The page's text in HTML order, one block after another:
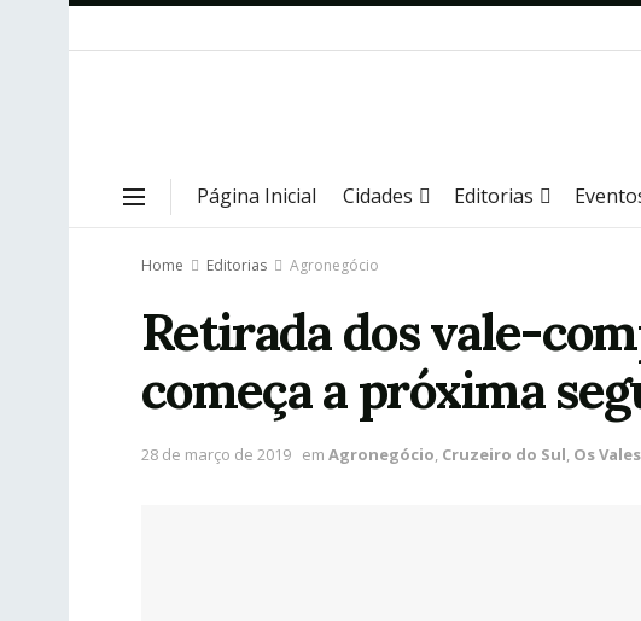
Página Inicial Cidades Editorias
Home Editorias Agronegócio
Retirada dos vale-
começa a próxima
28 de março de 2019 em Agronegócio, Cruzeiro do Sul, Os